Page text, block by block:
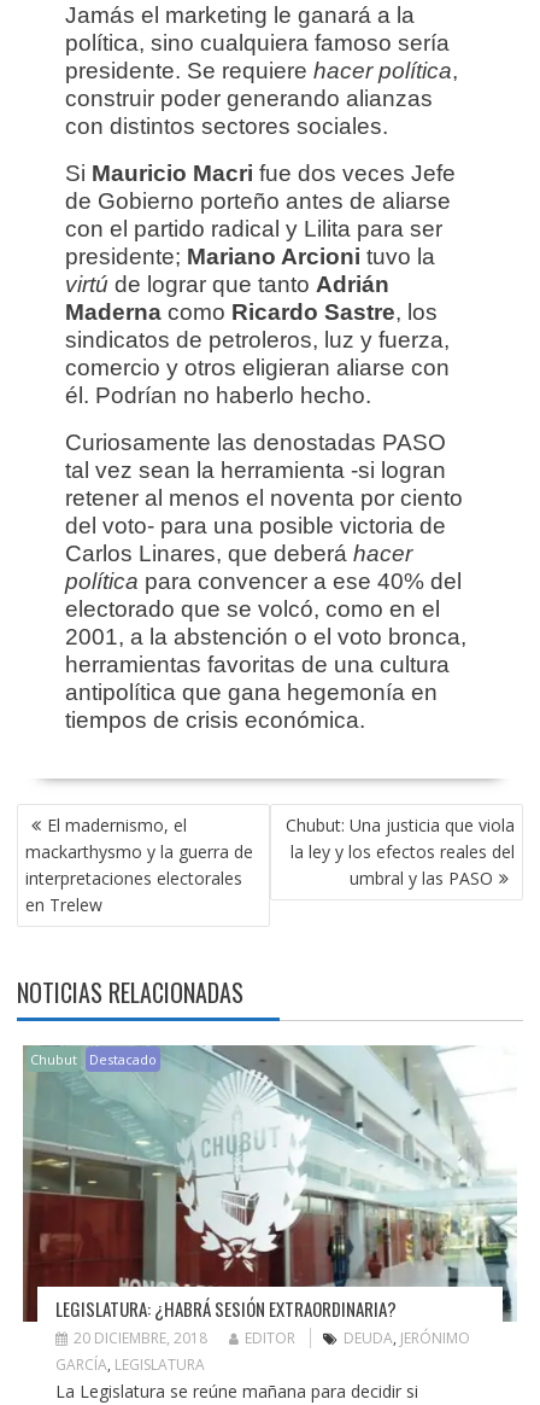
Jamás el marketing le ganará a la
política, sino cualquiera famoso sería
presidente. Se requiere hacer política,
construir poder generando alianzas
con distintos sectores sociales.
Si Mauricio Macri fue dos veces Jefe
de Gobierno porteño antes de aliarse
con el partido radical y Lilita para ser
presidente; Mariano Arcioni tuvo la
virtú de lograr que tanto Adrián
Madernacomo Ricardo Sastre, los
sindicatos de petroleros, luz y fuerza,
comercio y otros eligieran aliarse con
él. Podrían no haberlo hecho.
Curiosamente las denostadas PASO
tal vez sean la herramienta -si logran
retener al menos el noventa por ciento
del voto- para una posible victoria de
Carlos Linares, que deberá hacer
política para convencer a ese 40% del
electorado que se volcó, como en el
2001, a la abstención o el voto bronca,
herramientas favoritas de una cultura
antipolítica que gana hegemonía en
tiempos de crisis económica.
NAVEGACIÓN
DE
ENTRADAS
El madernismo, el
mackarthysmo y la guerra de
interpretaciones electorales
en Trelew
Chubut: Una justicia que viola
la ley y los efectos reales del
umbral y las PASO
NOTICIAS RELACIONADAS
Chubut Destacado
LEGISLATURA: ¿HABRÁ SESIÓN EXTRAORDINARIA?
20 DICIEMBRE, 2018 EDITOR DEUDA, JERÓNIMO
GARCÍA, LEGISLATURA
La Legislatura se reúne mañana para decidir si